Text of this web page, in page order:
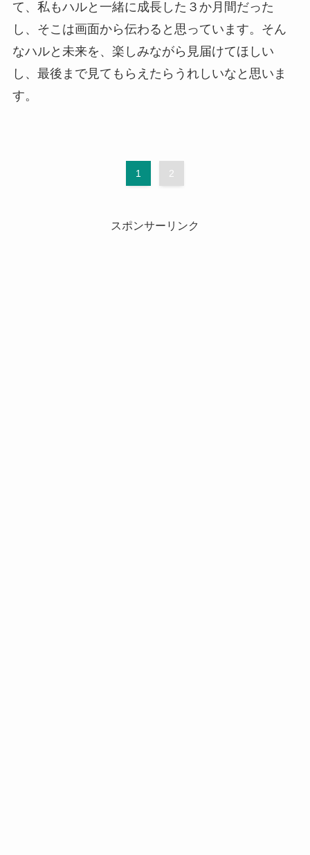
て、私もハルと一緒に成長した３か月間だった
し、そこは画面から伝わると思っています。そん
なハルと未来を、楽しみながら見届けてほしい
し、最後まで見てもらえたらうれしいなと思いま
す。
1 2
スポンサーリンク